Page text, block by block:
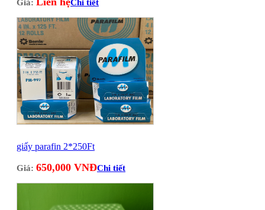
Giá: Chi tiết
giấy parafin 2*250Ft
Giá: 650,000 VNĐChi tiết